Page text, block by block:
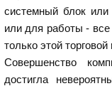
системный блок
или для работы -
только этой торговой
Совершенство
достигла